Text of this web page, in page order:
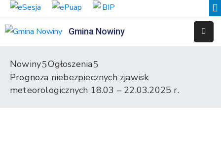
Gmina Nowiny
Przedszkole
Samorządowe
Nowiny
Ogłoszenia
Prognoza niebezpiecznych zjawisk
meteorologicznych 18.03 – 22.03.2025 r.